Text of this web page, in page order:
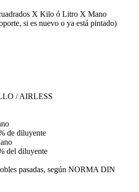
X Kilo ó Litro X Mano
si es nuevo o ya está pintado)
/ AIRLESS
de diluyente
del diluyente
pasadas, según NORMA DIN